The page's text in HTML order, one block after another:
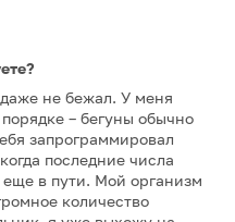
не бежал. У меня
– бегуны обычно
запрограммировал
последние числа
в пути. Мой организм
количество